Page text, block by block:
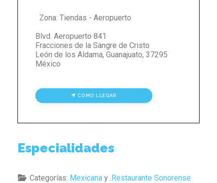
Zona: Tiendas - Aeropuerto
Blvd. Aeropuerto 841
Fracciones de la Sangre de Cristo
León de los Aldama, Guanajuato, 37295
México
CÓMO LLEGAR
Especialidades
Categorías: Mexicanay .Restaurante Sonorense